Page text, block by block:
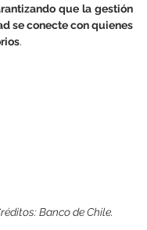
que la gestión
se conecte con quienes
.
Banco de Chile.